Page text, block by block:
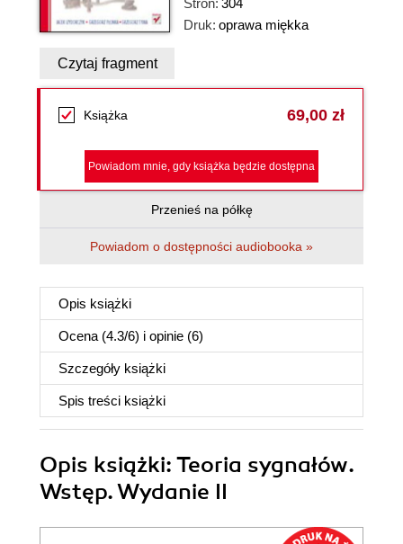
Stron: 304
Druk: oprawa miękka
Czytaj fragment
Książka 69,00 zł
Powiadom mnie, gdy książka będzie dostępna
Przenieś na półkę
Powiadom o dostępności audiobooka »
Opis książki
Ocena (4.3/6) i opinie (6)
Szczegóły książki
Spis treści książki
Opis książki: Teoria sygnałów.
Wstęp. Wydanie II